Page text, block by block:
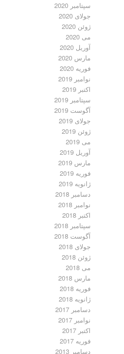
سپتامبر 2020
جولای 2020
ژوئن 2020
می 2020
آوریل 2020
مارس 2020
فوریه 2020
نوامبر 2019
اکتبر 2019
سپتامبر 2019
آگوست 2019
جولای 2019
ژوئن 2019
می 2019
آوریل 2019
مارس 2019
فوریه 2019
ژانویه 2019
دسامبر 2018
نوامبر 2018
اکتبر 2018
سپتامبر 2018
آگوست 2018
جولای 2018
ژوئن 2018
می 2018
مارس 2018
فوریه 2018
ژانویه 2018
دسامبر 2017
نوامبر 2017
اکتبر 2017
فوریه 2017
دسامبر 2013